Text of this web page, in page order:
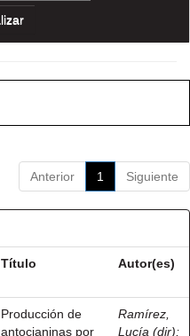
Anterior 1 Siguiente
Título Autor(es)
Producción de
antocianinas por
Ramírez,
Lucía (dir);